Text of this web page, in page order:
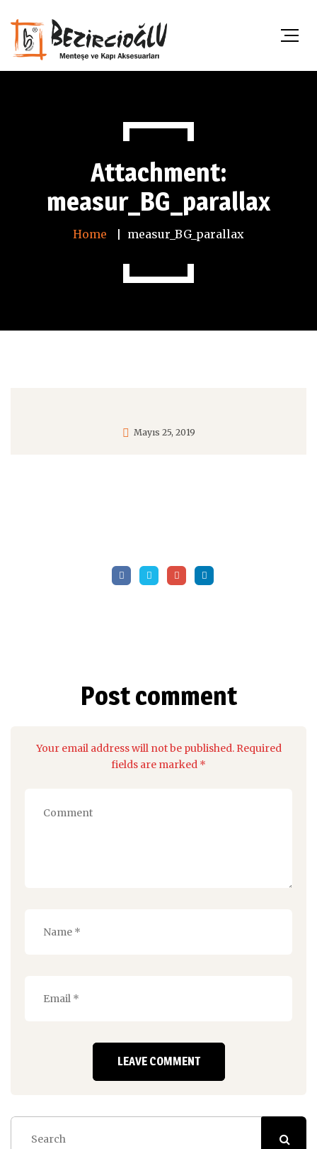
Attachment:
measur_BG_parallax
Home measur_BG_parallax
Mayıs 25, 2019
Post comment
Your email address will not be published. Required
fields are marked *